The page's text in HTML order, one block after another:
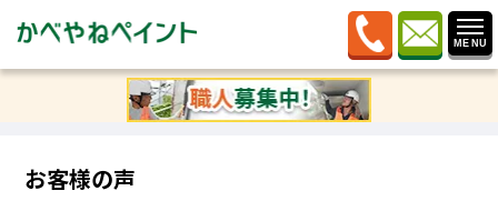
お客様の声»姫路市 外壁塗装 屋根塗装 防
水工事 Ｒ様邸
お客様の声